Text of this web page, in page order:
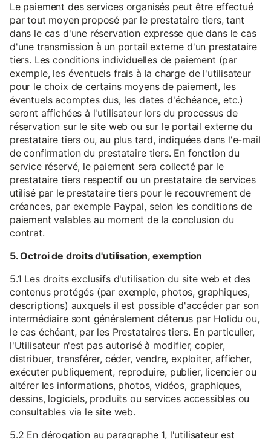
Le paiement des services organisés peut être effectué
par tout moyen proposé par le prestataire tiers, tant
dans le cas d'une réservation expresse que dans le cas
d'une transmission à un portail externe d'un prestataire
tiers. Les conditions individuelles de paiement (par
exemple, les éventuels frais à la charge de l'utilisateur
pour le choix de certains moyens de paiement, les
éventuels acomptes dus, les dates d'échéance, etc.)
seront affichées à l'utilisateur lors du processus de
réservation sur le site web ou sur le portail externe du
prestataire tiers ou, au plus tard, indiquées dans l'e-mail
de confirmation du prestataire tiers. En fonction du
service réservé, le paiement sera collecté par le
prestataire tiers respectif ou un prestataire de services
utilisé par le prestataire tiers pour le recouvrement de
créances, par exemple Paypal, selon les conditions de
paiement valables au moment de la conclusion du
contrat.
5. Octroi de droits d'utilisation, exemption
5.1 Les droits exclusifs d'utilisation du site web et des
contenus protégés (par exemple, photos, graphiques,
descriptions) auxquels il est possible d'accéder par son
intermédiaire sont généralement détenus par Holidu ou,
le cas échéant, par les Prestataires tiers. En particulier,
l'Utilisateur n'est pas autorisé à modifier, copier,
distribuer, transférer, céder, vendre, exploiter, afficher,
exécuter publiquement, reproduire, publier, licencier ou
altérer les informations, photos, vidéos, graphiques,
dessins, logiciels, produits ou services accessibles ou
consultables via le site web.
5.2 En dérogation au paragraphe 1, l'utilisateur est